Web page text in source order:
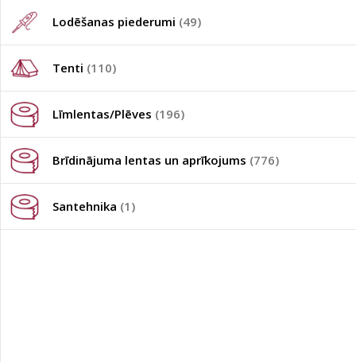
Lodēšanas piederumi (49)
Tenti (110)
Līmlentas/Plēves (196)
Brīdinājuma lentas un aprīkojums (776)
Santehnika (1)